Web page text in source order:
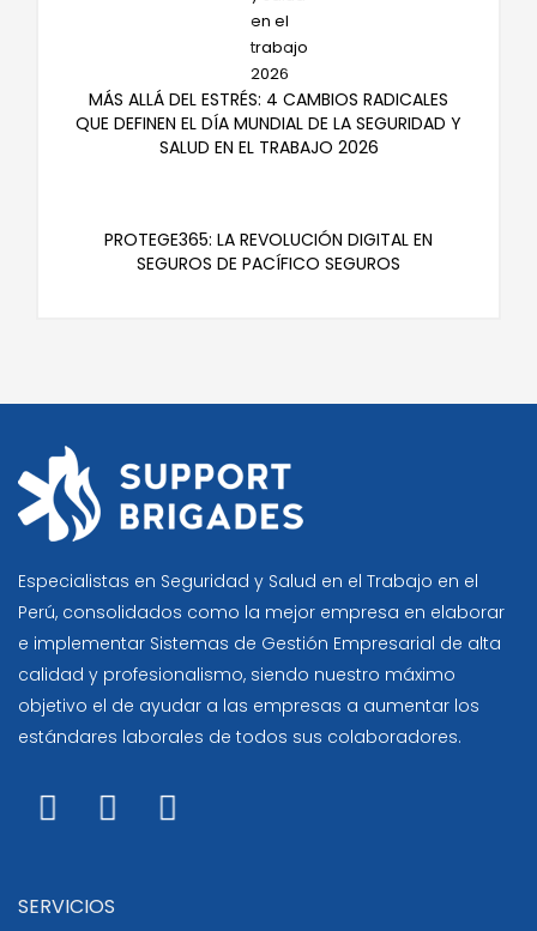
MÁS ALLÁ DEL ESTRÉS: 4 CAMBIOS RADICALES
QUE DEFINEN EL DÍA MUNDIAL DE LA SEGURIDAD Y
SALUD EN EL TRABAJO 2026
PROTEGE365: LA REVOLUCIÓN DIGITAL EN
SEGUROS DE PACÍFICO SEGUROS
Especialistas en Seguridad y Salud en el Trabajo en el
Perú, consolidados como la mejor empresa en elaborar
e implementar Sistemas de Gestión Empresarial de alta
calidad y profesionalismo, siendo nuestro máximo
objetivo el de ayudar a las empresas a aumentar los
estándares laborales de todos sus colaboradores.
SERVICIOS